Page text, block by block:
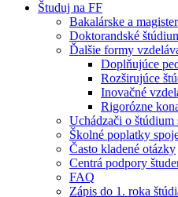
Študuj na FF
Bakalárske a
Doktorandské
Ďalšie formy
Doplňujúce
Rozširujúce
Inovačné
Rigorózne
Uchádzači o
Školné poplatky
Často kladené otázky
Centrá podpory
FAQ
Zápis do 1. roka